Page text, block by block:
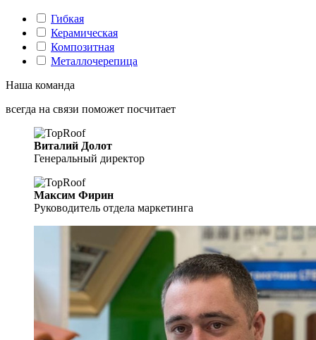
Гибкая
Керамическая
Композитная
Металлочерепица
Наша команда
всегда на связи поможет посчитает
Виталий Долот
Генеральный директор
Максим Фирин
Руководитель отдела маркетинга